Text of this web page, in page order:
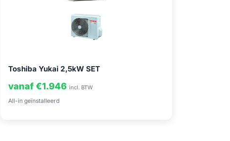
Toshiba Yukai 2,5kW SET
vanaf €1.946 incl. BTW
All-in geïnstalleerd